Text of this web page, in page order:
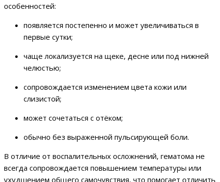
особенностей:
появляется постепенно и может увеличиваться в
первые сутки;
чаще локализуется на щеке, десне или под нижней
челюстью;
сопровождается изменением цвета кожи или
слизистой;
может сочетаться с отёком;
обычно без выраженной пульсирующей боли.
В отличие от воспалительных осложнений, гематома не
всегда сопровождается повышением температуры или
ухудшением общего самочувствия, что помогает отличить